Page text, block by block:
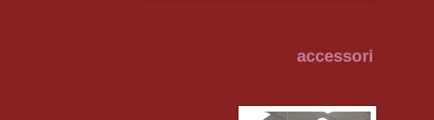
accessori